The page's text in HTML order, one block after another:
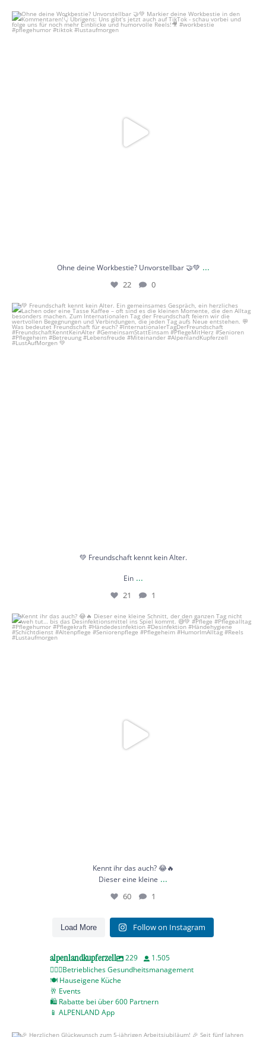
Ohne deine Workbestie? Unvorstellbar 🤝💚...
Ohne deine Workbestie? Unvorstellbar 🤝💚 ...
22 0
💚 Freundschaft kennt kein Alter.
Ein...
💚 Freundschaft kennt kein Alter.
Ein ...
21 1
Kennt ihr das auch? 😂🔥
Dieser eine kleine...
Kennt ihr das auch? 😂🔥
Dieser eine kleine ...
60 1
Load More Follow on Instagram
alpenlandkupferzell 229
1.505
🧘🏻‍♀️Betriebliches Gesundheitsmanagement
🍽️ Hauseigene Küche
🥂 Events
🛍️ Rabatte bei über 600 Partnern
📱 ALPENLAND App